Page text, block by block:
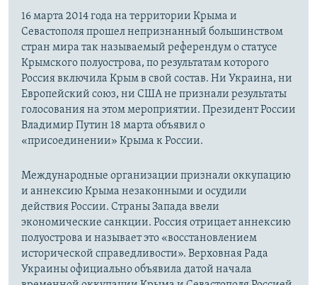
16 марта 2014 года на территории Крыма и
Севастополя прошел непризнанный большинством
стран мира так называемый референдум о статусе
Крымского полуострова, по результатам которого
Россия включила Крым в свой состав. Ни Украина, ни
Европейский союз, ни США не признали результаты
голосования на этом мероприятии. Президент России
Владимир Путин 18 марта объявил о
«присоединении» Крыма к России.
Международные организации признали оккупацию
и аннексию Крыма незаконными и осудили
действия России. Страны Запада ввели
экономические санкции. Россия отрицает аннексию
полуострова и называет это «восстановлением
исторической справедливости». Верховная Рада
Украины официально объявила датой начала